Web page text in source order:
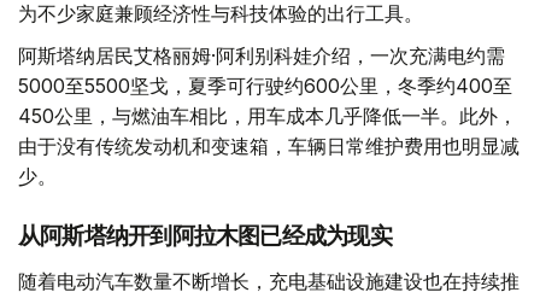
为不少家庭兼顾经济性与科技体验的出行工具。
阿斯塔纳居民艾格丽姆·阿利别科娃介绍，一次充满电约需
5000至5500坚戈，夏季可行驶约600公里，冬季约400至
450公里，与燃油车相比，用车成本几乎降低一半。此外，
由于没有传统发动机和变速箱，车辆日常维护费用也明显减
少。
从阿斯塔纳开到阿拉木图已经成为现实
随着电动汽车数量不断增长，充电基础设施建设也在持续推